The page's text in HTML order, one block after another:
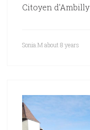
Citoyen d'Ambilly
Sonia.Mabout 8 years